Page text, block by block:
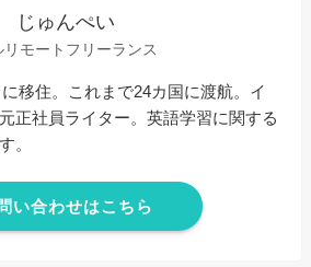
じゅんぺい
リモートフリーランス
移住。これまで24カ国に渡航。イ
正社員ライター。英語学習に関する
。
い合わせはこちら